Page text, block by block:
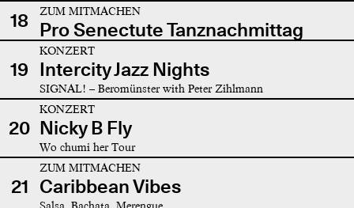
18 ZUM MITMACHEN
Pro Senectute Tanznachmittag
19
KONZERT
Intercity Jazz Nights
SIGNAL! – Beromünster with Peter Zihlmann
20
KONZERT
Nicky B Fly
Wo chumi her Tour
21
ZUM MITMACHEN
Caribbean Vibes